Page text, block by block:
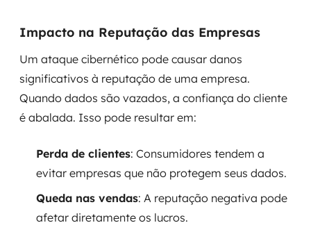
Impacto na Reputação das Empresas
Um ataque cibernético pode causar danos
significativos à reputação de uma empresa.
Quando dados são vazados, a confiança do cliente
é abalada. Isso pode resultar em:
Perda de clientes: Consumidores tendem a
evitar empresas que não protegem seus dados.
Queda nas vendas: A reputação negativa pode
afetar diretamente os lucros.